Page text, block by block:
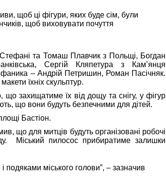
щоб ці фігури, яких буде сім, були
щоб виховувати почуття
Стефані та Томаш Плавчик з Польщі, Богдан
Сергій Кляпетура з Кам’янця
– Андрій Петришин, Роман Пасічняк.
їхніх скульптур.
що захищатиме їх від дощу та снігу, у фігур
що вони будуть безпечними для дітей.
Бастіон.
що для митців будуть організовані робочі
Міський пилосос прибиратиме залишки
подяками міського голови”, – зазначив